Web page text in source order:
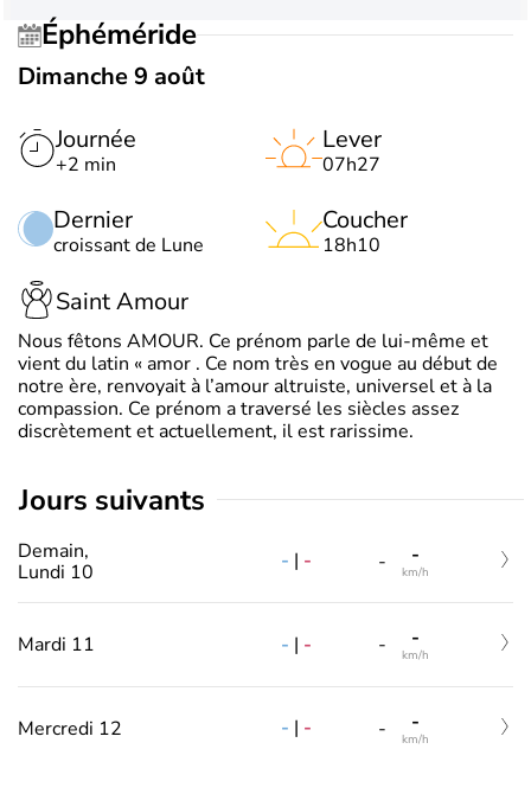
Éphéméride
Dimanche 9 août
Journée
+2 min
Dernier
croissant de Lune
Lever
07h27
Coucher
18h10
Saint Amour
Nous fêtons AMOUR. Ce prénom parle de lui-même et
vient du latin « amor . Ce nom très en vogue au début de
notre ère, renvoyait à l’amour altruiste, universel et à la
compassion. Ce prénom a traversé les siècles assez
discrètement et actuellement, il est rarissime.
jours suivants
Demain,
Lundi 10
- | - - -
km/h
Mardi 11 - | - - -
km/h
Mercredi 12 - | - - -
km/h